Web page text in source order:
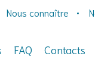
Nous connaître
FAQ Contacts